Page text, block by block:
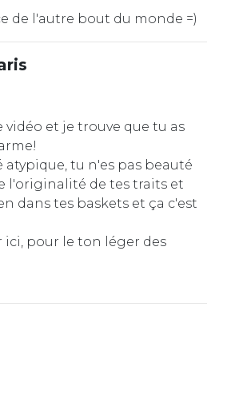
de l'autre bout du monde =)
et je trouve que tu as
atypique, tu n'es pas beauté
l'originalité de tes traits et
dans tes baskets et ça c'est
ici, pour le ton léger des